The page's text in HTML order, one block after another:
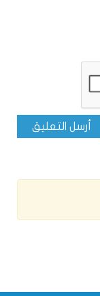
أرسل التعليق